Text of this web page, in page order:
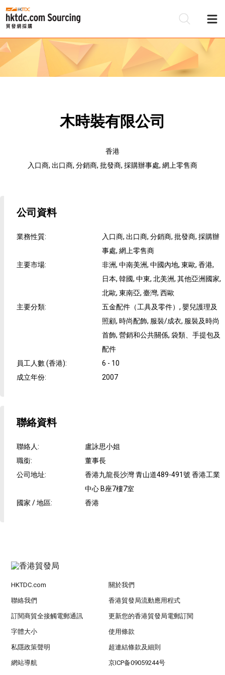
木時裝有限公司
香港
入口商, 出口商, 分銷商, 批發商, 採購辦事處, 網上零售商
公司資料
業務性質:
入口商, 出口商, 分銷商, 批發商, 採購辦
事處, 網上零售商
主要市場:
非洲, 中南美洲, 中國內地, 東歐, 香港,
日本, 韓國, 中東, 北美洲, 其他亞洲國家,
北歐, 東南亞, 臺灣, 西歐
主要分類:
五金配件（工具及零件）, 嬰兒護理及
照顧, 時尚配飾, 服裝/成衣, 服裝及時尚
首飾, 營銷和公共關係, 袋類、手提包及
配件
員工人數 (香港):
6 - 10
成立年份: 2007
聯絡資料
聯絡人:
盧詠思小姐
職銜:
董事長
公司地址:
香港九龍長沙灣 青山道489-491號 香港工業
中心 B座7樓7室
國家 / 地區: 香港
HKTDC.com 關於我們
聯絡我們 香港貿發局流動應用程式
訂閱商貿全接觸電郵通訊 更新您的香港貿發局電郵訂閱
字體大小 使用條款
私隱政策聲明 超連結條款及細則
網站導航 京ICP备09059244号